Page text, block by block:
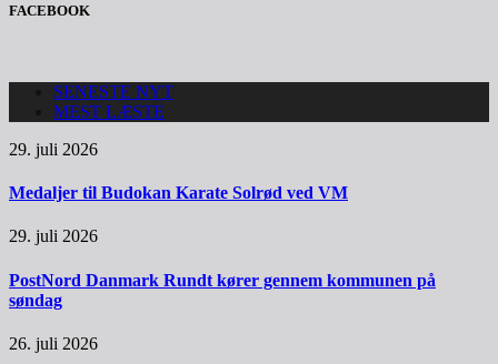
FACEBOOK
SENESTE NYT
MEST LÆSTE
29. juli 2026
Medaljer til Budokan Karate Solrød ved VM
29. juli 2026
PostNord Danmark Rundt kører gennem kommunen på
søndag
26. juli 2026